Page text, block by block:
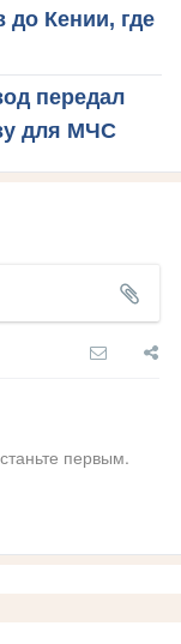
до Кении, где
передал
для МЧС
первым.